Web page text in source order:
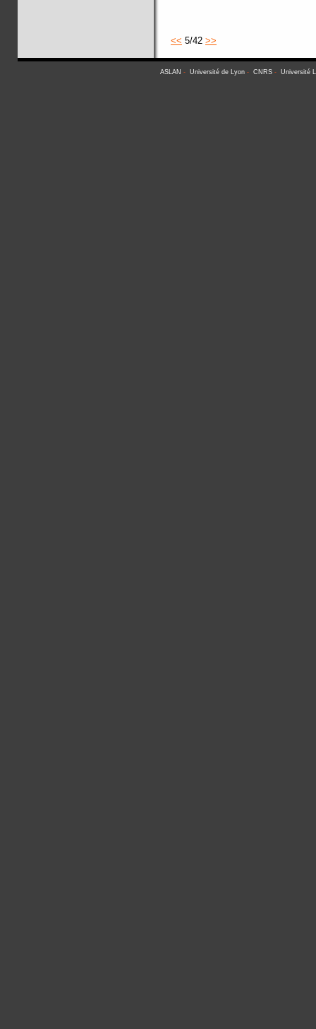
<< 5/42 >>
ASLAN - Université de Lyon- CNRS- Université